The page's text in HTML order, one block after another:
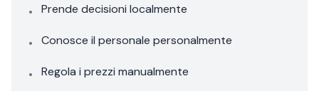
• Prende decisioni localmente
• Conosce il personale personalmente
• Regola i prezzi manualmente